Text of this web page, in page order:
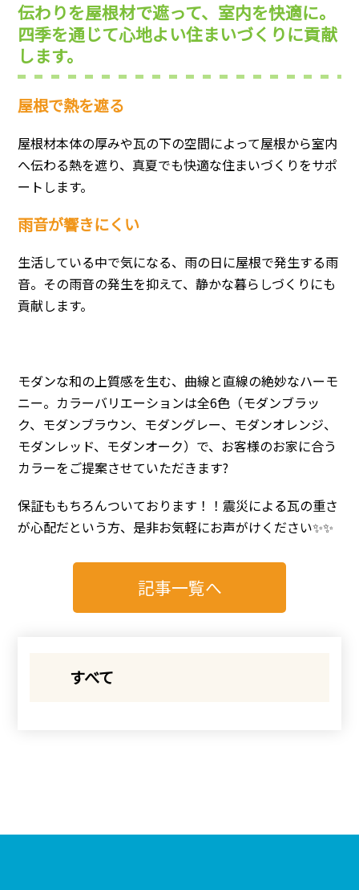
伝わりを屋根材で遮って、室内を快適に。
四季を通じて心地よい住まいづくりに貢献
します。
屋根で熱を遮る
屋根材本体の厚みや瓦の下の空間によって屋根から室内
へ伝わる熱を遮り、真夏でも快適な住まいづくりをサポ
ートします。
雨音が響きにくい
生活している中で気になる、雨の日に屋根で発生する雨
音。その雨音の発生を抑えて、静かな暮らしづくりにも
貢献します。
モダンな和の上質感を生む、曲線と直線の絶妙なハーモ
ニー。カラーバリエーションは全6色（モダンブラッ
ク、モダンブラウン、モダングレー、モダンオレンジ、
モダンレッド、モダンオーク）で、お客様のお家に合う
カラーをご提案させていただきます?
保証ももちろんついております！！震災による瓦の重さ
が心配だという方、是非お気軽にお声がけください✨✨
記事一覧へ
すべて